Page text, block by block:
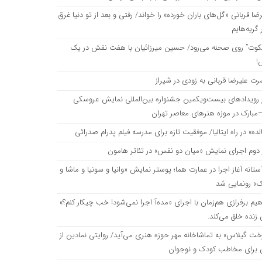
تازه برای مدرسه فیلم پدرام صدرائی
دو نفس» در تئاتر هامون
هما؛ پوستر نمایش «وانیا و سونیا و ماشا و اسپایک» رونمایی شد
اجرای «مده‌آ اجرا نمی‌شود! خب چیکار کنم؟» نقاشی زنده خلق می‌کند.
مهر حوزه هنری می‌آید/ روایتی نمادین از آزادگی برای مخاطب کودک و نوجوان
می‌رود/ یک اجرای دیجیتال
قربانی «گل‌های باران خورده» را خواند/ رفتی و بعد از تو دنیا غرق
روی صحنه می‌رود/ حسین میرزائیان با هفت نقش در یک
علیرضا قربانی به زودی در شیراز
رویدادهای بیست‌ویکمین جشنواره بین‌المللی نمایش عروسکی
در موزه هنرهای معاصر تهران
در راه ایتالیا/ موفقیت تازه برای مدرسه فیلم پدرام صدرائی
دوم اجرای نمایش «میان دو نفس» در تئاتر هامون
آغاز اجرا در عمارت هما؛ پوستر نمایش «وانیا و سونیا و ماشا و
رونمایی شد
برفرازی هم‌زمان با اجرای «مده‌آ اجرا نمی‌شود! خب چیکار کنم؟»
زنده خلق می‌کند.
گیلاس» به تماشاخانه مهر حوزه هنری می‌آید/ روایتی نمادین از
برای مخاطب کودک و نوجوان